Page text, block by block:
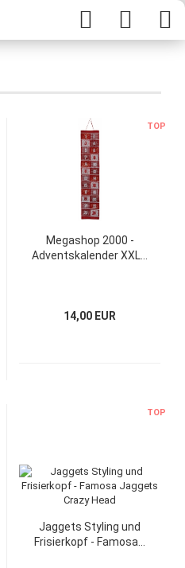
TOP
Megashop 2000 -
Adventskalender XXL...
14,00 EUR
TOP
Jaggets Styling und
Frisierkopf - Famosa...